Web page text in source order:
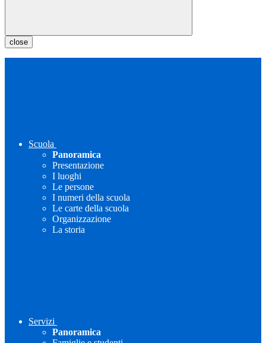
close
Scuola
Panoramica
Presentazione
I luoghi
Le persone
I numeri della scuola
Le carte della scuola
Organizzazione
La storia
Servizi
Panoramica